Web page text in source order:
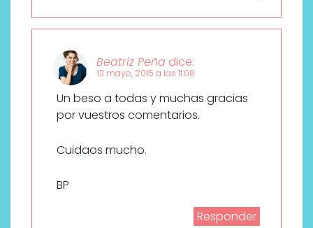
Beatriz Peña dice:
13 mayo, 2015 a las 11:08
Un beso a todas y muchas gracias
por vuestros comentarios.
Cuidaos mucho.
BP
Responder